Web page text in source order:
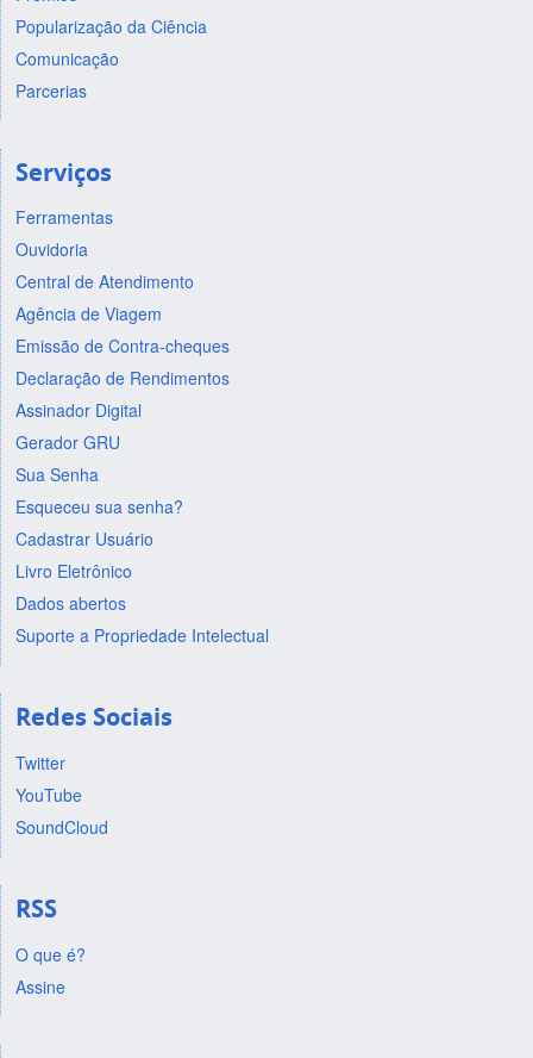
Popularização da Ciência
Comunicação
Parcerias
Serviços
Ferramentas
Ouvidoria
Central de Atendimento
Agência de Viagem
Emissão de Contra-cheques
Declaração de Rendimentos
Assinador Digital
Gerador GRU
Sua Senha
Esqueceu sua senha?
Cadastrar Usuário
Livro Eletrônico
Dados abertos
Suporte a Propriedade Intelectual
Redes Sociais
Twitter
YouTube
SoundCloud
RSS
O que é?
Assine